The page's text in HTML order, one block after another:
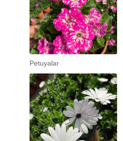
Petuyalar